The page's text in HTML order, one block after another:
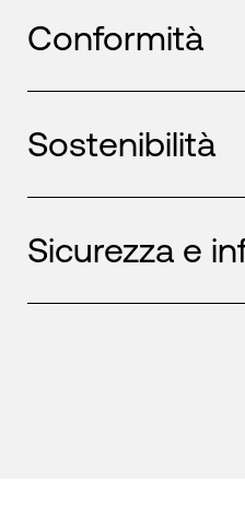
Conformità
Sostenibilità
Sicurezza e